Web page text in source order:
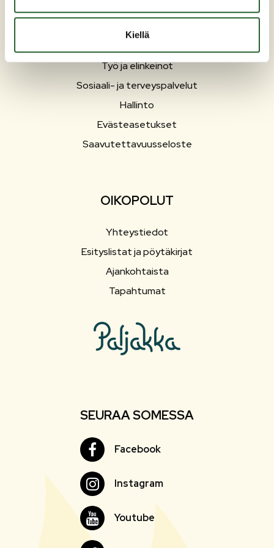
Kiellä
Työ ja elinkeinot
Sosiaali- ja terveyspalvelut
Hallinto
Evästeasetukset
Saavutettavuusseloste
OIKOPOLUT
Yhteystiedot
Esityslistat ja pöytäkirjat
Ajankohtaista
Tapahtumat
SEURAA SOMESSA
FacebookFacebook
InstagramInstagram
YoutubeYoutube